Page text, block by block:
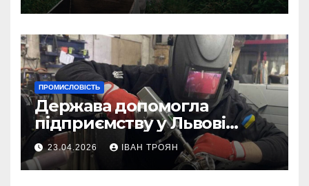
ПРОМИСЛОВІСТЬ
Держава допомогла
підприємству у Львові
відновити виробничі
потужності після атаки
російського БПЛА
23.04.2026 ІВАН ТРОЯН